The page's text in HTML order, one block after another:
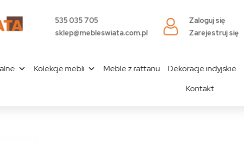
535 035 705
sklep@mebleswiata.com.pl
Zaloguj się
Zarejestruj się
Kolekcje mebli Meble z rattanu Dekoracje indyjskie
Kontakt